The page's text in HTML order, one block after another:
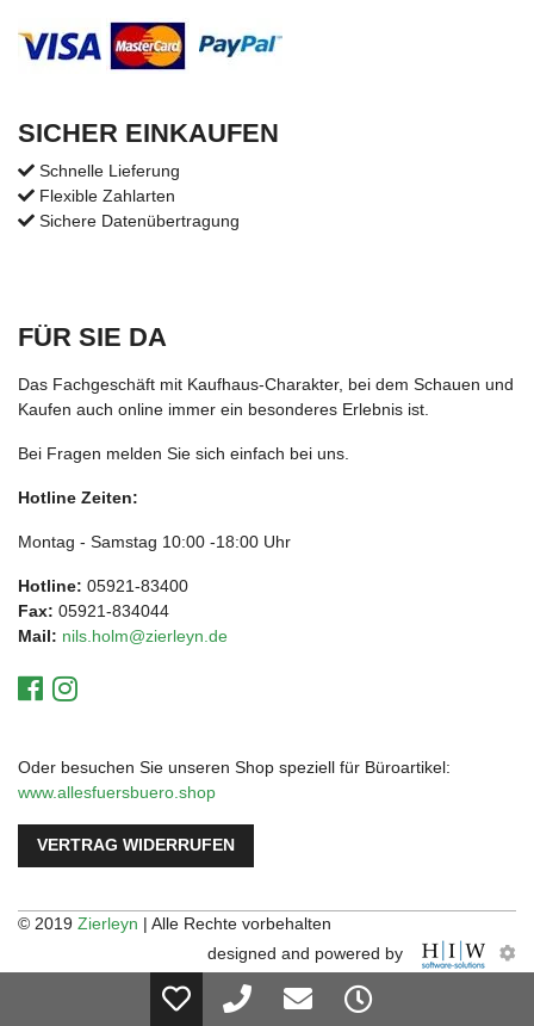
SICHER EINKAUFEN
Schnelle Lieferung
Flexible Zahlarten
Sichere Datenübertragung
FÜR SIE DA
Das Fachgeschäft mit Kaufhaus-Charakter, bei dem Schauen und
Kaufen auch online immer ein besonderes Erlebnis ist.
Bei Fragen melden Sie sich einfach bei uns.
Hotline Zeiten:
Montag - Samstag 10:00 -18:00 Uhr
Hotline: 05921-83400
Fax: 05921-834044
Mail: nils.holm@zierleyn.de
Oder besuchen Sie unseren Shop speziell für Büroartikel:
www.allesfuersbuero.shop
VERTRAG WIDERRUFEN
© 2019 Zierleyn | Alle Rechte vorbehalten
designed and powered by